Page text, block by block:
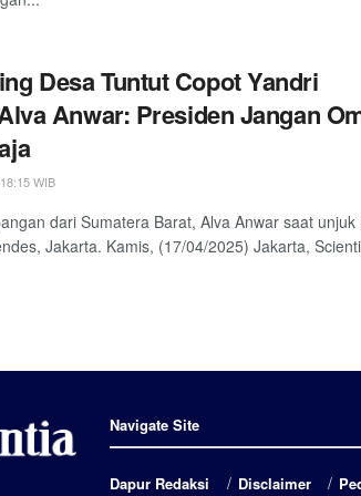
Desa Tuntut Copot Yandri
Anwar: Presiden Jangan
WIB
dari Sumatera Barat, Alva Anwar saat unjuk
Jakarta. Kamis, (17/04/2025) Jakarta,
Navigate Site
Dapur Redaksi Disclaimer